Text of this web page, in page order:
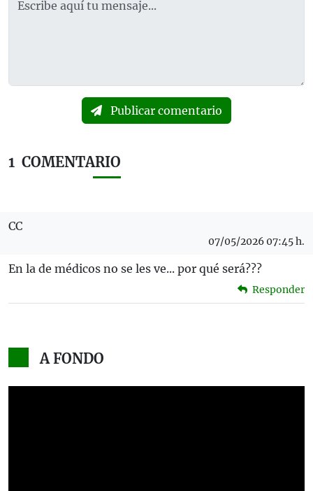
Publicar comentario
1 COMENTARIO
CC
07/05/2026 07:45 h.
En la de médicos no se les ve... por qué será???
Responder
A FONDO